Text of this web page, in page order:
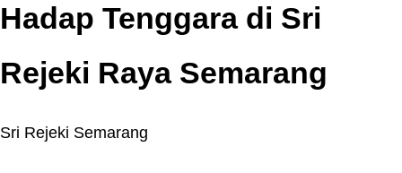
Hadap Tenggara di Sri
Rejeki Raya Semarang
Sri Rejeki Semarang